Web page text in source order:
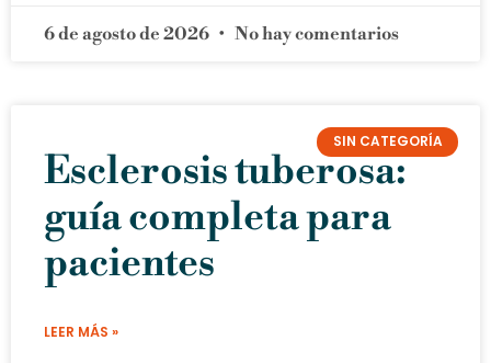
6 de agosto de 2026 No hay comentarios
SIN CATEGORÍA
Esclerosis tuberosa:
guía completa para
pacientes
LEER MÁS »